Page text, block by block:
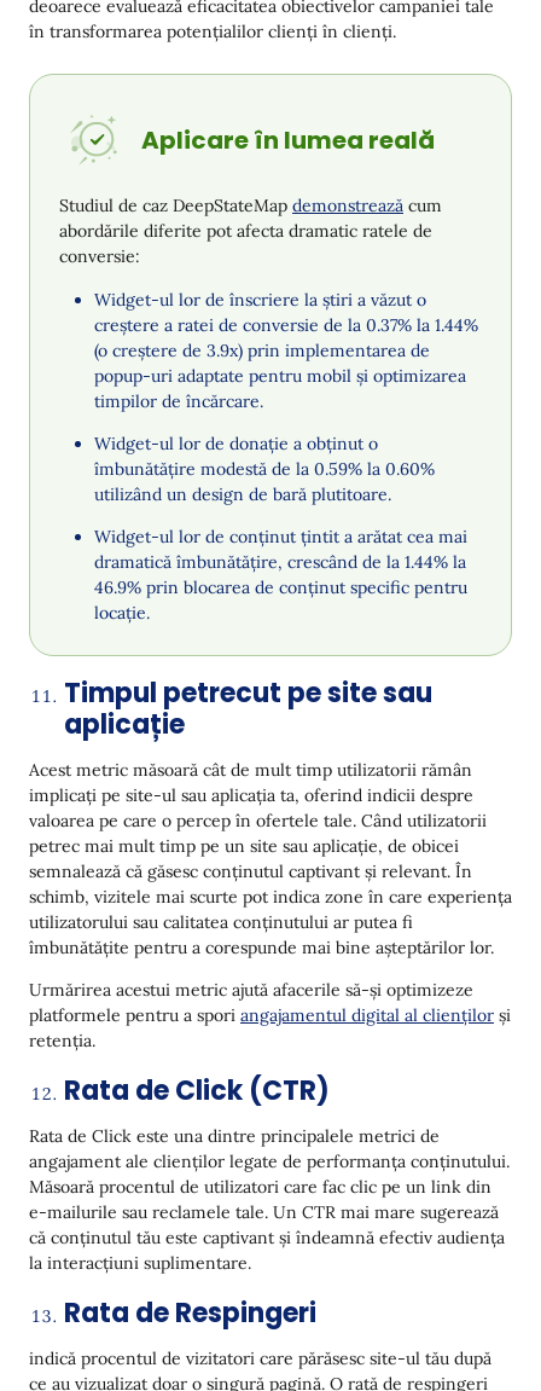
deoarece evaluează eficacitatea obiectivelor campaniei tale
în transformarea potențialilor clienți în clienți.
Aplicare în lumea reală
Studiul de caz DeepStateMap demonstrează cum
abordările diferite pot afecta dramatic ratele de
conversie:
Widget-ul lor de înscriere la știri a văzut o
creștere a ratei de conversie de la 0.37% la 1.44%
(o creștere de 3.9x) prin implementarea de
popup-uri adaptate pentru mobil și optimizarea
timpilor de încărcare.
Widget-ul lor de donație a obținut o
îmbunătățire modestă de la 0.59% la 0.60%
utilizând un design de bară plutitoare.
Widget-ul lor de conținut țintit a arătat cea mai
dramatică îmbunătățire, crescând de la 1.44% la
46.9% prin blocarea de conținut specific pentru
locație.
Timpul petrecut pe site sau
aplicație
Acest metric măsoară cât de mult timp utilizatorii rămân
implicați pe site-ul sau aplicația ta, oferind indicii despre
valoarea pe care o percep în ofertele tale. Când utilizatorii
petrec mai mult timp pe un site sau aplicație, de obicei
semnalează că găsesc conținutul captivant și relevant. În
schimb, vizitele mai scurte pot indica zone în care experiența
utilizatorului sau calitatea conținutului ar putea fi
îmbunătățite pentru a corespunde mai bine așteptărilor lor.
Urmărirea acestui metric ajută afacerile să-și optimizeze
platformele pentru a spori angajamentul digital al clienților și
retenția.
Rata de Click (CTR)
Rata de Click este una dintre principalele metrici de
angajament ale clienților legate de performanța conținutului.
Măsoară procentul de utilizatori care fac clic pe un link din
e-mailurile sau reclamele tale. Un CTR mai mare sugerează
că conținutul tău este captivant și îndeamnă efectiv audiența
la interacțiuni suplimentare.
Rata de Respingeri
indică procentul de vizitatori care părăsesc site-ul tău după
ce au vizualizat doar o singură pagină. O rată de respingeri